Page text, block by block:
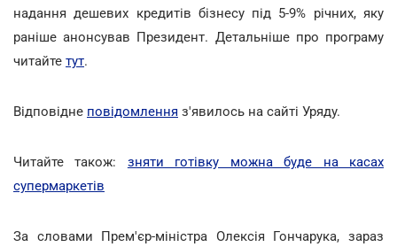
надання дешевих кредитів бізнесу під 5-9% річних, яку
раніше анонсував Президент. Детальніше про програму
читайте тут.
Відповідне повідомлення з'явилось на сайті Уряду.
Читайте також: зняти готівку можна буде на касах
супермаркетів
За словами Прем'єр-міністра Олексія Гончарука, зараз